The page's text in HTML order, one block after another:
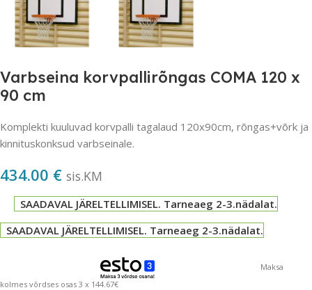
Varbseina korvpallirõngas COMA 120 x
90 cm
Komplekti kuuluvad korvpalli tagalaud 120x90cm, rõngas+võrk ja
kinnituskonksud varbseinale.
434.00 € sis.KM
SAADAVAL JÄRELTELLIMISEL. Tarneaeg 2-3.nädalat.
SAADAVAL JÄRELTELLIMISEL. Tarneaeg 2-3.nädalat.
Maksa
kolmes võrdses osas 3 x 144.67€